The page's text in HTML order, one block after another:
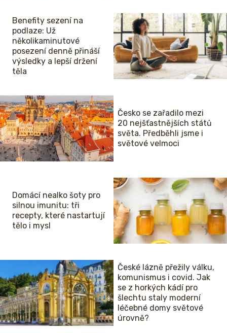
Benefity sezení na
podlaze: Už
několikaminutové
posezení denně přináší
výsledky a lepší držení
těla
Česko se zařadilo mezi
20 nejšťastnějších států
světa. Předběhli jsme i
světové velmoci
Domácí nealko šoty pro
silnou imunitu: tři
recepty, které nastartují
tělo i mysl
České lázně přežily válku,
komunismus i covid. Jak
se z horkých kádí pro
šlechtu staly moderní
léčebné domy světové
úrovně?